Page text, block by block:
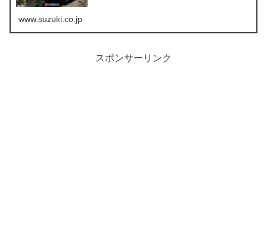
www.suzuki.co.jp
スポンサーリンク